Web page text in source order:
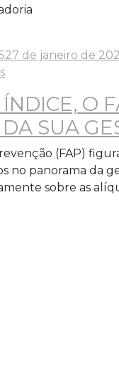
27 de janeiro de
O
SUA
(FAP)
no panorama da
sobre as